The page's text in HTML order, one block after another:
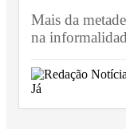
Mais da
na